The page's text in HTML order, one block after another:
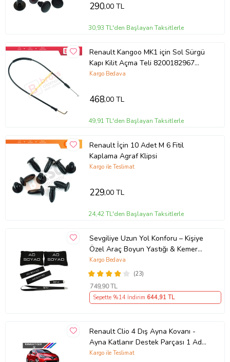
290,00 TL
30,93 TL'den Başlayan Taksitlerle
Renault Kangoo MK1 için Sol Sürgü
Kapı Kilit Açma Teli 8200182967
7700354977
Kargo Bedava
468,00 TL
49,91 TL'den Başlayan Taksitlerle
Renault İçin 10 Adet M 6 Fitil
Kaplama Agraf Klipsi
Kargo ile Teslimat
229,00 TL
24,42 TL'den Başlayan Taksitlerle
Sevgiliye Uzun Yol Konforu – Kişiye
Özel Araç Boyun Yastığı & Kemer
Pedi Hediye Seti
(23)
Kargo Bedava
749,90 TL
Sepette %14 İndirim 644,91 TL
Renault Clio 4 Dış Ayna Kovanı -
Ayna Katlanır Destek Parçası 1 Adet
490307706 M3625
Kargo ile Teslimat